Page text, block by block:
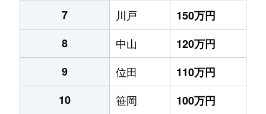
7
川戸
150万円
8
中山
120万円
9
位田
110万円
10
笹岡 100万円